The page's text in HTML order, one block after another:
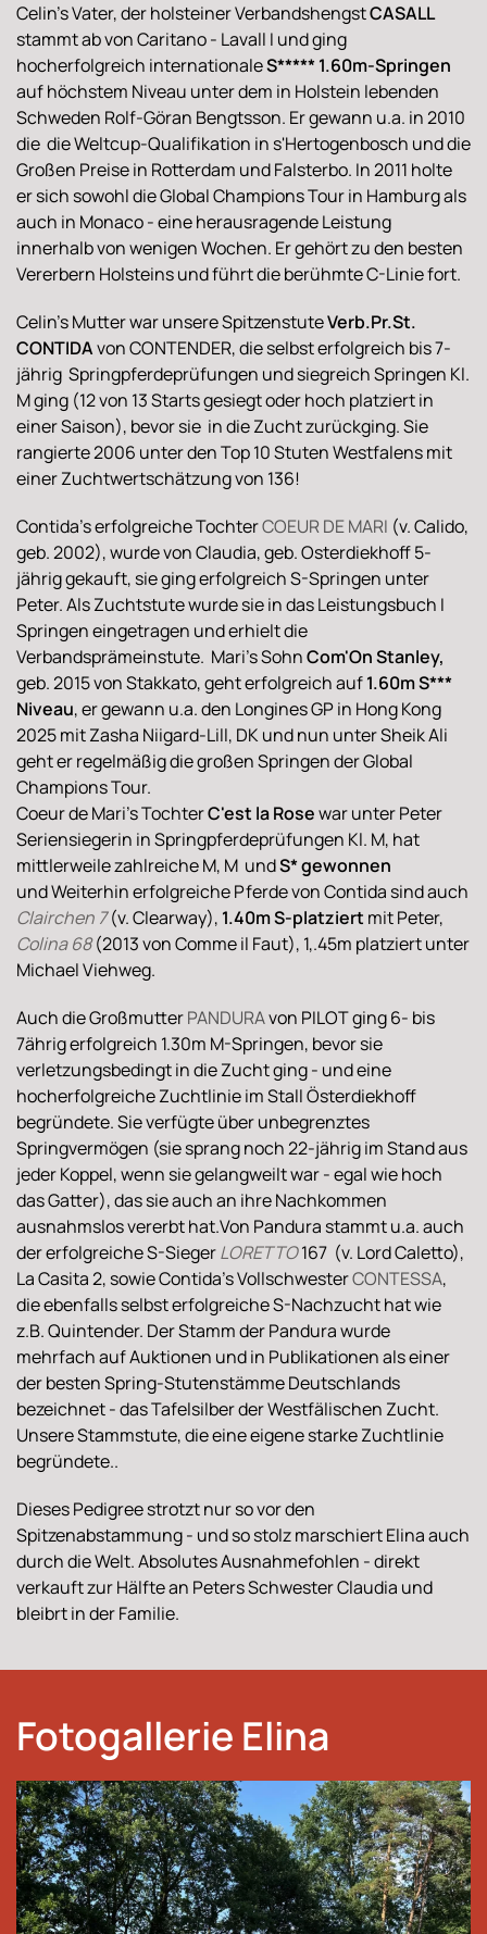
Celin's Vater, der holsteiner VerbandshengstCASALL
stammt ab von Caritano - Lavall I und ging
hocherfolgreich internationaleS***** 1.60m-Springen
auf höchstem Niveau unter dem in Holstein lebenden
Schweden Rolf-Göran Bengtsson. Er gewann u.a. in 2010
die die Weltcup-Qualifikation in s'Hertogenbosch und die
Großen Preise in Rotterdam und Falsterbo. In 2011 holte
er sich sowohl die Global Champions Tour in Hamburg als
auch in Monaco - eine herausragende Leistung
innerhalb von wenigen Wochen. Er gehört zu den besten
Vererbern Holsteins und führt die berühmte C-Linie fort.
Celin's Mutter war unsere SpitzenstuteVerb.Pr.St.
CONTIDAvon CONTENDER, die selbst erfolgreich bis 7-
jährig Springpferdeprüfungen und siegreich Springen Kl.
M ging (12 von 13 Starts gesiegt oder hoch platziert in
einer Saison), bevor sie in die Zucht zurückging. Sie
rangierte 2006 unter den Top 10 Stuten Westfalens mit
einer Zuchtwertschätzung von 136!
Contida's erfolgreiche TochterCOEUR DE MARI (v. Calido,
geb. 2002), wurde von Claudia, geb. Osterdiekhoff 5-
jährig gekauft, sie ging erfolgreich S-Springen unter
Peter. Als Zuchtstute wurde sie in das Leistungsbuch I
Springen eingetragen und erhielt die
Verbandsprämeinstute. Mari's SohnCom'On Stanley,
geb. 2015 von Stakkato, geht erfolgreich auf1.60m S***
Niveau, er gewann u.a. den Longines GP in Hong Kong
2025 mit Zasha Niigard-Lill, DK und nun unter Sheik Ali
geht er regelmäßig die großen Springen der Global
Champions Tour.
Coeur de Mari's TochterC'est la Rosewar unter Peter
Seriensiegerin in Springpferdeprüfungen Kl. M, hat
mittlerweile zahlreiche M, M undS* gewonnen
und Weiterhin erfolgreiche Pferde von Contida sind auch
Clairchen 7(v. Clearway), 1.40m S-platziert mit Peter,
Colina 68(2013 von Comme il Faut), 1,.45m platziert unter
Michael Viehweg.
Auch die GroßmutterPANDURAvon PILOT ging 6- bis
7ährig erfolgreich 1.30m M-Springen, bevor sie
verletzungsbedingt in die Zucht ging - und eine
hocherfolgreiche Zuchtlinie im Stall Österdiekhoff
begründete. Sie verfügte über unbegrenztes
Springvermögen (sie sprang noch 22-jährig im Stand aus
jeder Koppel, wenn sie gelangweilt war - egal wie hoch
das Gatter), das sie auch an ihre Nachkommen
ausnahmslos vererbt hat.Von Pandura stammt u.a. auch
der erfolgreiche S-SiegerLORETTO167 (v. Lord Caletto),
La Casita 2, sowie Contida's VollschwesterCONTESSA,
die ebenfalls selbst erfolgreiche S-Nachzucht hat wie
z.B. Quintender. Der Stamm der Pandura wurde
mehrfach auf Auktionen und in Publikationen als einer
der besten Spring-Stutenstämme Deutschlands
bezeichnet - das Tafelsilber der Westfälischen Zucht.
Unsere Stammstute, die eine eigene starke Zuchtlinie
begründete..
Dieses Pedigree strotzt nur so vor den
Spitzenabstammung - und so stolz marschiert Elina auch
durch die Welt. Absolutes Ausnahmefohlen - direkt
verkauft zur Hälfte an Peters Schwester Claudia und
bleibrt in der Familie.
Fotogallerie Elina